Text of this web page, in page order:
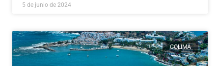
5 de junio de 2024
COLIMA